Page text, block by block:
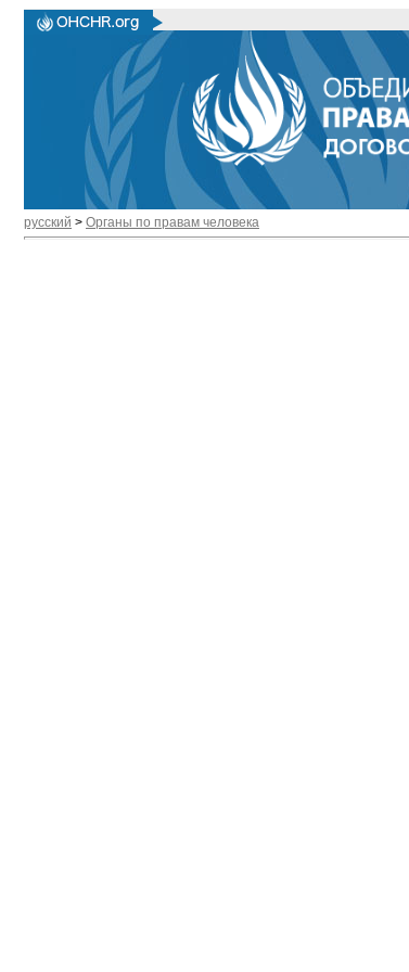
русский > Органы по правам человека